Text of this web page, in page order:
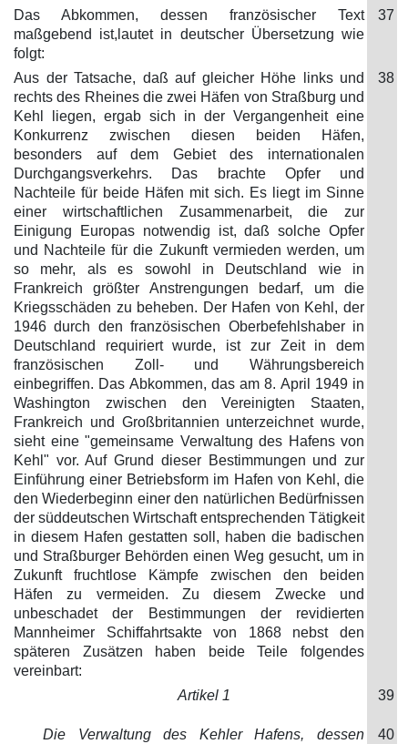
Das Abkommen, dessen französischer Text
maßgebend ist,lautet in deutscher Übersetzung wie
folgt:
37
Aus der Tatsache, daß auf gleicher Höhe links und
rechts des Rheines die zwei Häfen von Straßburg und
Kehl liegen, ergab sich in der Vergangenheit eine
Konkurrenz zwischen diesen beiden Häfen,
besonders auf dem Gebiet des internationalen
Durchgangsverkehrs. Das brachte Opfer und
Nachteile für beide Häfen mit sich. Es liegt im Sinne
einer wirtschaftlichen Zusammenarbeit, die zur
Einigung Europas notwendig ist, daß solche Opfer
und Nachteile für die Zukunft vermieden werden, um
so mehr, als es sowohl in Deutschland wie in
Frankreich größter Anstrengungen bedarf, um die
Kriegsschäden zu beheben. Der Hafen von Kehl, der
1946 durch den französischen Oberbefehlshaber in
Deutschland requiriert wurde, ist zur Zeit in dem
französischen Zoll- und Währungsbereich
einbegriffen. Das Abkommen, das am 8. April 1949 in
Washington zwischen den Vereinigten Staaten,
Frankreich und Großbritannien unterzeichnet wurde,
sieht eine "gemeinsame Verwaltung des Hafens von
Kehl" vor. Auf Grund dieser Bestimmungen und zur
Einführung einer Betriebsform im Hafen von Kehl, die
den Wiederbeginn einer den natürlichen Bedürfnissen
der süddeutschen Wirtschaft entsprechenden Tätigkeit
in diesem Hafen gestatten soll, haben die badischen
und Straßburger Behörden einen Weg gesucht, um in
Zukunft fruchtlose Kämpfe zwischen den beiden
Häfen zu vermeiden. Zu diesem Zwecke und
unbeschadet der Bestimmungen der revidierten
Mannheimer Schiffahrtsakte von 1868 nebst den
späteren Zusätzen haben beide Teile folgendes
vereinbart:
38
Artikel 1 39
Die Verwaltung des Kehler Hafens, dessen
40